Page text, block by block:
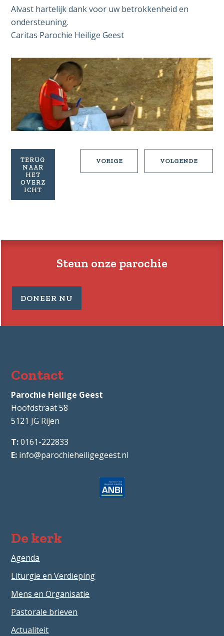
Alvast hartelijk dank voor uw betrokkenheid en
ondersteuning.
Caritas Parochie Heilige Geest
TERUG
NAAR
HET
OVERZ
ICHT
VORIGEEXTRA
VOLGENDE
Steun onze parochie
DONEER NU
Contact
Parochie Heilige Geest
Hoofdstraat 58
5121 JG Rijen
0161-222833
info@parochieheiligegeest.nl
De kerk
Agenda
Liturgie en Verdieping
Mens en Organisatie
Pastorale brieven
Actualiteit